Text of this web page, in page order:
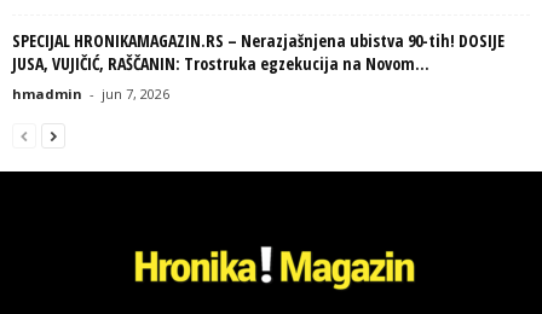
SPECIJAL HRONIKAMAGAZIN.RS – Nerazjašnjena ubistva 90-tih! DOSIJE
JUSA, VUJIČIĆ, RAŠČANIN: Trostruka egzekucija na Novom...
hmadmin - jun 7, 2026